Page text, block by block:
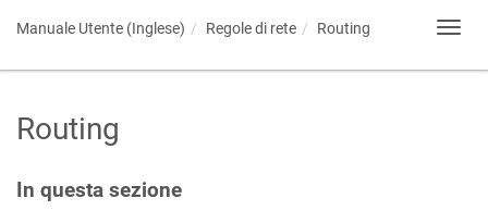
Manuale Utente (Inglese) Regole di rete Routing
Routing
In questa sezione